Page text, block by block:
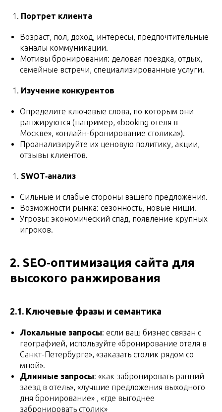
Портрет клиента
Возраст, пол, доход, интересы, предпочтительные
каналы коммуникации.
Мотивы бронирования: деловая поездка, отдых,
семейные встречи, специализированные услуги.
Изучение конкурентов
Определите ключевые слова, по которым они
ранжируются (например, «booking отеля в
Москве», «онлайн-бронирование столика»).
Проанализируйте их ценовую политику, акции,
отзывы клиентов.
SWOT‑анализ
Сильные и слабые стороны вашего предложения.
Возможности рынка: сезонность, новые ниши.
Угрозы: экономический спад, появление крупных
игроков.
2. SEO‑оптимизация сайта для
высокого ранжирования
2.1. Ключевые фразы и семантика
Локальные запросы: если ваш бизнес связан с
географией, используйте «бронирование отеля в
Санкт-Петербурге», «заказать столик рядом со
мной».
Длинные запросы: «как забронировать ранний
заезд в отель», «лучшие предложения выходного
дня бронирование» , «где выгоднее
забронировать столик»